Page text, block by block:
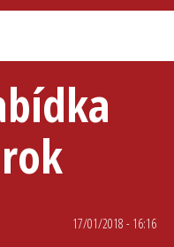
17/01/2018 - 16:16